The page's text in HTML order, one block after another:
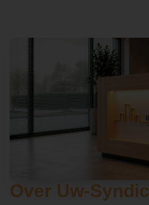
Over Uw-Syndic